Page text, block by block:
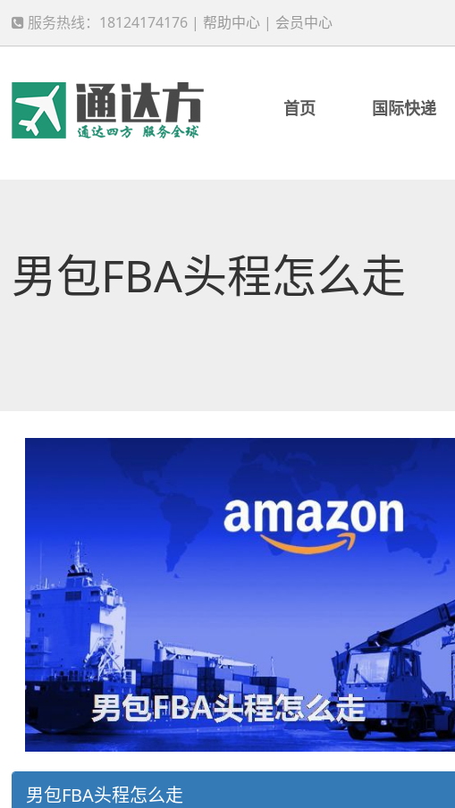
服务热线：18124174176 | 帮助中心 | 会员中心
首页 国际快递
男包FBA头程怎么走
男包FBA头程怎么走